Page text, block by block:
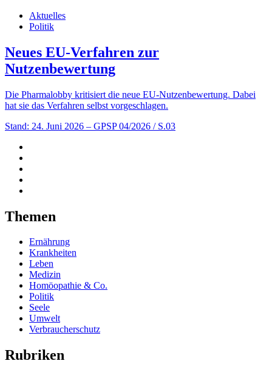
Aktuelles
Politik
Neues EU-Verfahren zur
Nutzenbewertung
Die Pharmalobby kritisiert die neue EU-Nutzenbewertung. Dabei
hat sie das Verfahren selbst vorgeschlagen.
Stand: 24. Juni 2026 – GPSP 04/2026 / S.03
Themen
Ernährung
Krankheiten
Leben
Medizin
Homöopathie & Co.
Politik
Seele
Umwelt
Verbraucherschutz
Rubriken